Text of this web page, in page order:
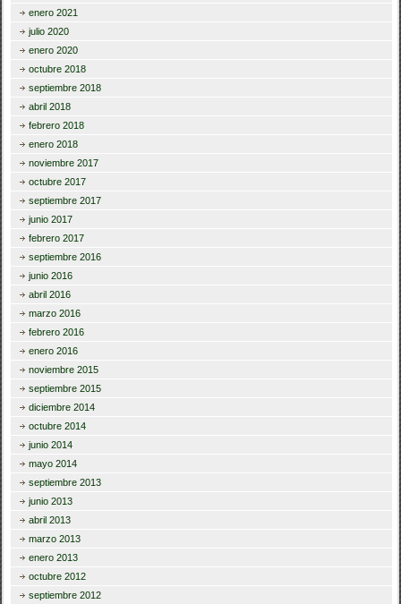
enero 2021
julio 2020
enero 2020
octubre 2018
septiembre 2018
abril 2018
febrero 2018
enero 2018
noviembre 2017
octubre 2017
septiembre 2017
junio 2017
febrero 2017
septiembre 2016
junio 2016
abril 2016
marzo 2016
febrero 2016
enero 2016
noviembre 2015
septiembre 2015
diciembre 2014
octubre 2014
junio 2014
mayo 2014
septiembre 2013
junio 2013
abril 2013
marzo 2013
enero 2013
octubre 2012
septiembre 2012